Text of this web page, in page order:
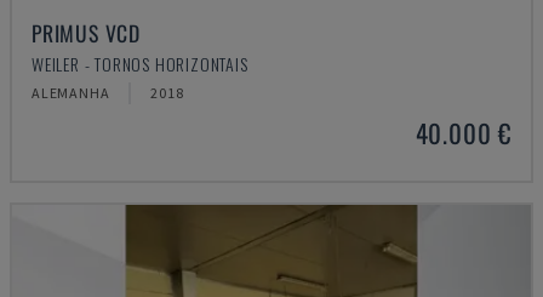
PRIMUS VCD
WEILER - TORNOS HORIZONTAIS
ALEMANHA 2018
40.000 €